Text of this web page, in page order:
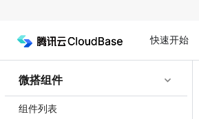
快速开始
微搭组件
组件列表